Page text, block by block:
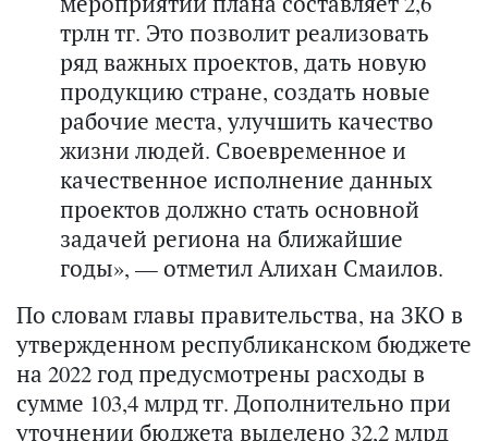
трлн тг. Это позволит реализовать
ряд важных проектов, дать новую
продукцию стране, создать новые
рабочие места, улучшить качество
жизни людей. Своевременное и
качественное исполнение данных
проектов должно стать основной
задачей региона на ближайшие
годы», — отметил Алихан Смаилов.
По словам главы правительства, на ЗКО в
утвержденном республиканском бюджете
на 2022 год предусмотрены расходы в
сумме 103,4 млрд тг. Дополнительно при
уточнении бюджета выделено 32,2 млрд